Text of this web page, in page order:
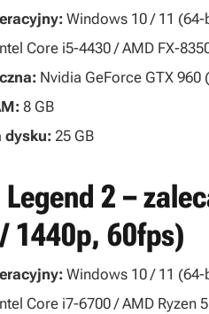
Windows 10 / 11 (64-
Core i5-4430 / AMD FX-
Nvidia GeForce GTX 960
8 GB
dysku: 25 GB
Legend 2 –
1440p, 60fps)
Windows 10 / 11 (64-
Core i7-6700 / AMD Ryzen